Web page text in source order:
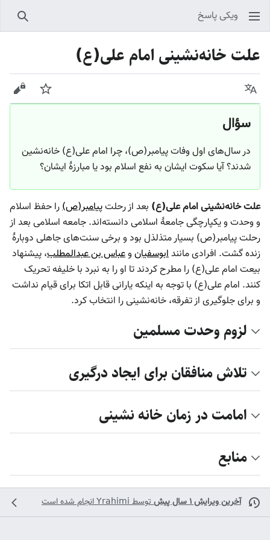
ویکی پاسخ
علت خانه‌نشینی امام علی(ع)
زبان پیگیری
سؤال
در سال‌های اول وفات پیامبر(ص)، چرا امام علی(ع) خانه‌نشین
شدند؟ آیا سکوت ایشان به نفع اسلام بود یا مبارزهٔ ایشان؟
علت خانه‌نشینی امام علی(ع) بعد از رحلتپیامبر(ص)را حفظ اسلام
و وحدت و یکپارچگی جامعهٔ اسلامی دانسته‌اند. جامعه اسلامی بعد از
رحلت پیامبر(ص) بسیار متذلذل بود و برخی سنت‌های جاهلی دوبارهٔ
زنده گشت. افرادی مانندابوسفیان وعباس بن عبدالمطلب، پیشنهاد
بیعت امام علی(ع) را مطرح کردند تا او را به نبرد با خلیفه تحریک
کنند. امام علی(ع) با توجه به اینکه یارانی قابل اتکا برای قیام نداشت
و برای جلوگیری از تفرقه، خانه‌نشینی را انتخاب کرد.
لزوم وحدت مسلمین
تلاش منافقان برای ایجاد درگیری
امامت در زمان خانه نشینی
منابع
آخرین ویرایش ۱ سال پیش توسطYrahimiانجام شده است